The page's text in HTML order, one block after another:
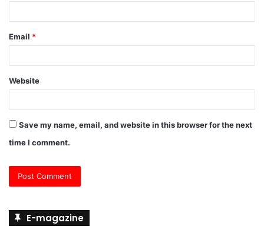
Email *
Website
Save my name, email, and website in this browser for the next
time I comment.
E-magazine